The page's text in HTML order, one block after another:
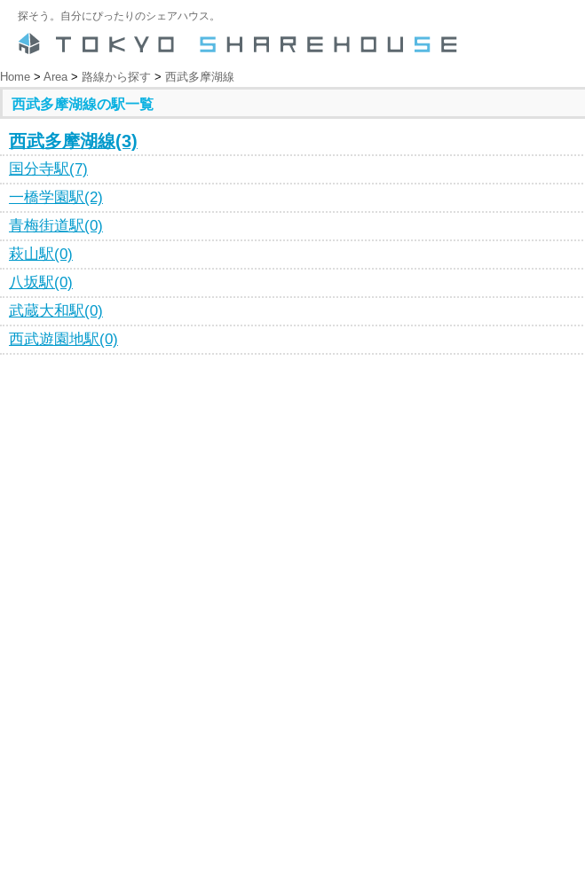
探そう。自分にぴったりのシェアハウス。
Home > Area> 路線から探す > 西武多摩湖線
西武多摩湖線の駅一覧
西武多摩湖線(3)
国分寺駅(7)
一橋学園駅(2)
青梅街道駅(0)
萩山駅(0)
八坂駅(0)
武蔵大和駅(0)
西武遊園地駅(0)